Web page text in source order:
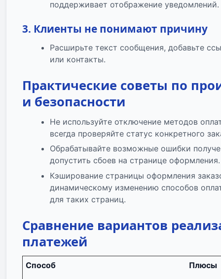
поддерживает отображение уведомлений.
3. Клиенты не понимают причину
Расширьте текст сообщения, добавьте
или контакты.
Практические советы по
и безопасности
Не используйте отключение методов
всегда проверяйте статус конкретного
Обрабатывайте возможные ошибки
допустить сбоев на странице оформления.
Кэширование страницы оформления
динамическому изменению способов
для таких страниц.
Сравнение вариантов
платежей
Способ Плюсы